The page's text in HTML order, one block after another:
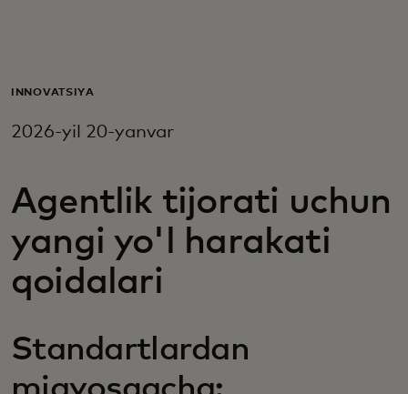
Biznes uchun
Innovatorlar uchun
Yangiliklar va trendlar
INNOVATSIYA
2026-yil 20-yanvar
Agentlik tijorati uchun
yangi yo'l harakati
qoidalari
Standartlardan